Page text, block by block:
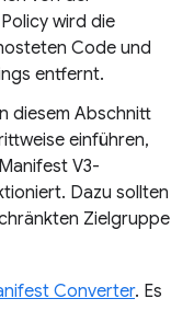
wird die
Code und
entfernt.
diesem Abschnitt
einführen,
V3-
Dazu sollten
Zielgruppe
Converter. Es